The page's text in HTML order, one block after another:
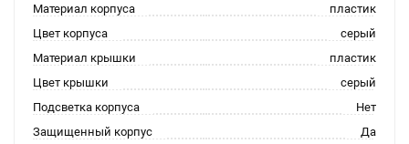
Материал корпуса
пластик
Цвет корпуса
серый
Материал крышки
пластик
Цвет крышки
серый
Подсветка корпуса
Нет
Защищенный корпус
Да